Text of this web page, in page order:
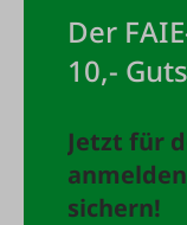
Der
10,-
Jetzt für
sichern!